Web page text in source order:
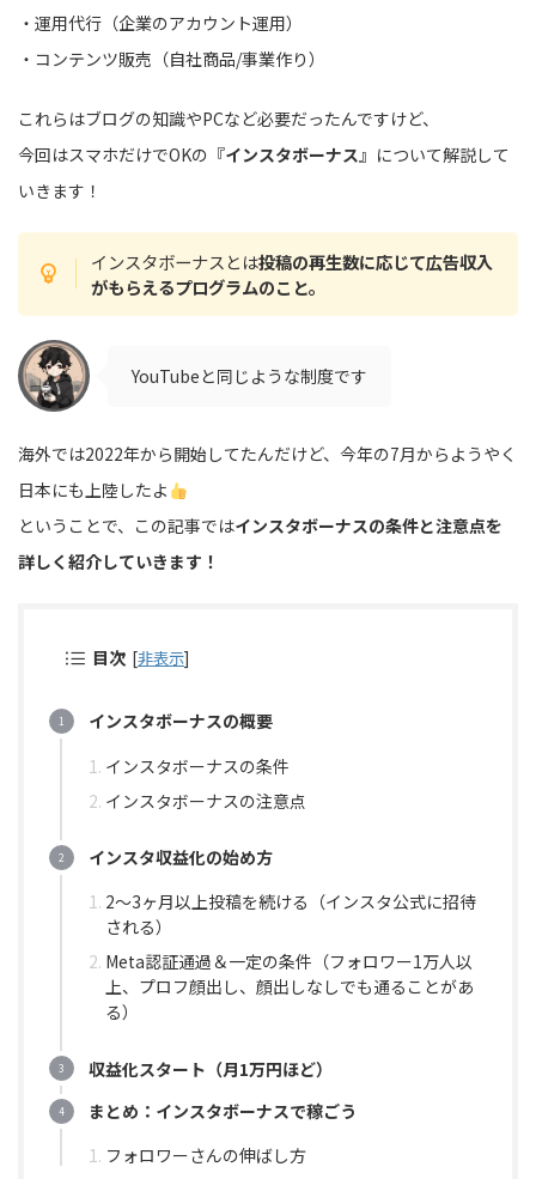
・運用代行（企業のアカウント運用）
・コンテンツ販売（自社商品/事業作り）
これらはブログの知識やPCなど必要だったんですけど、
今回はスマホだけでOKの『インスタボーナス 』について解説して
いきます！
インスタボーナスとは投稿の再生数に応じて広告収入
がもらえるプログラムのこと。
YouTubeと同じような制度です
海外では2022年から開始してたんだけど、今年の7月からようやく
日本にも上陸したよ
ということで、この記事ではインスタボーナスの条件と注意点を
詳しく紹介していきます！
目次 [非表示]
インスタボーナスの概要
インスタボーナスの条件
インスタボーナスの注意点
インスタ収益化の始め方
2〜3ヶ月以上投稿を続ける（インスタ公式に招待
される）
Meta認証通過＆一定の条件（フォロワー1万人以
上、プロフ顔出し、顔出しなしでも通ることがあ
る）
収益化スタート（月1万円ほど）
まとめ：インスタボーナスで稼ごう
フォロワーさんの伸ばし方